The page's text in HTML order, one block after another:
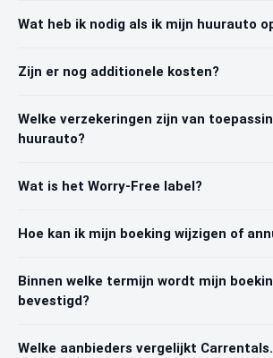
Wat heb ik nodig als ik mijn huurauto
Zijn er nog additionele kosten?
Welke verzekeringen zijn van
huurauto?
Wat is het Worry-Free label?
Hoe kan ik mijn boeking wijzigen of
Binnen welke termijn wordt mijn
bevestigd?
Welke aanbieders vergelijkt